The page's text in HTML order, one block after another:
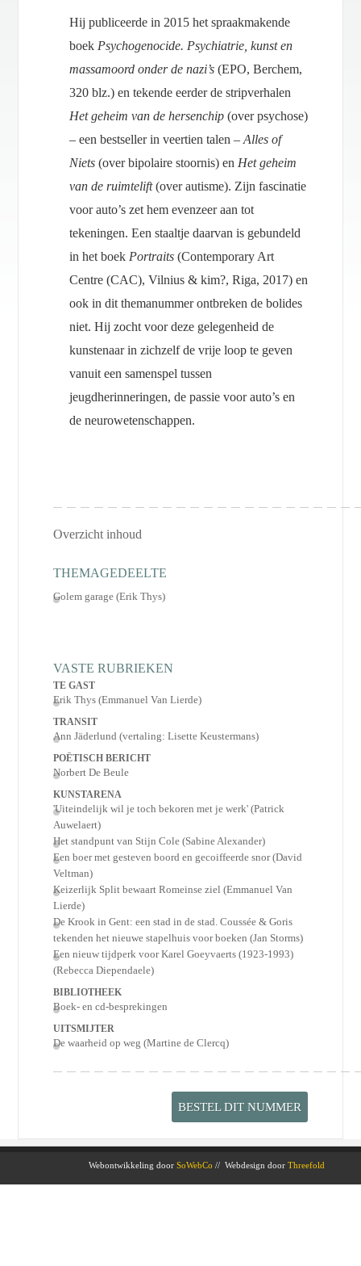
Hij publiceerde in 2015 het spraakmakende
boek Psychogenocide. Psychiatrie, kunst en
massamoord onder de nazi’s (EPO, Berchem,
320 blz.) en tekende eerder de stripverhalen
Het geheim van de hersenchip (over psychose)
– een bestseller in veertien talen – Alles of
Niets (over bipolaire stoornis) en Het geheim
van de ruimtelift(over autisme). Zijn fascinatie
voor auto’s zet hem evenzeer aan tot
tekeningen. Een staaltje daarvan is gebundeld
in het boek Portraits(Contemporary Art
Centre (CAC), Vilnius & kim?, Riga, 2017) en
ook in dit themanummer ontbreken de bolides
niet. Hij zocht voor deze gelegenheid de
kunstenaar in zichzelf de vrije loop te geven
vanuit een samenspel tussen
jeugdherinneringen, de passie voor auto’s en
de neurowetenschappen.
Overzicht inhoud
THEMAGEDEELTE
Golem garage (Erik Thys)
VASTE RUBRIEKEN
TE GAST
Erik Thys (Emmanuel Van Lierde)
TRANSIT
Ann Jäderlund (vertaling: Lisette Keustermans)
POËTISCH BERICHT
Norbert De Beule
KUNSTARENA
'Uiteindelijk wil je toch bekoren met je werk' (Patrick
Auwelaert)
Het standpunt van Stijn Cole (Sabine Alexander)
Een boer met gesteven boord en gecoiffeerde snor (David
Veltman)
Keizerlijk Split bewaart Romeinse ziel (Emmanuel Van
Lierde)
De Krook in Gent: een stad in de stad. Coussée & Goris
tekenden het nieuwe stapelhuis voor boeken (Jan Storms)
Een nieuw tijdperk voor Karel Goeyvaerts (1923-1993)
(Rebecca Diependaele)
BIBLIOTHEEK
Boek- en cd-besprekingen
UITSMIJTER
De waarheid op weg (Martine de Clercq)
BESTEL DIT NUMMER
Webontwikkeling doorSoWebCo // Webdesign doorThreefold